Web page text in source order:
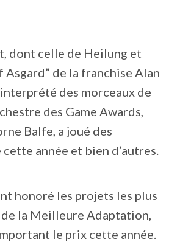
dont celle de Heilung et
de la franchise Alan
des morceaux de
des Game Awards,
Balfe, a joué des
année et bien d’autres.
honoré les projets les plus
la Meilleure Adaptation,
le prix cette année.